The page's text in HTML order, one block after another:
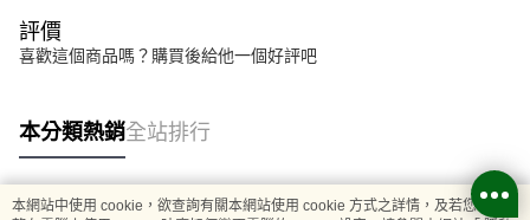
評價
喜歡這個商品嗎？購買後給他一個好評吧
本分類熱銷全站排行
本網站中使用 cookie，欲查詢有關本網站使用 cookie 方式之詳情，及若您不希